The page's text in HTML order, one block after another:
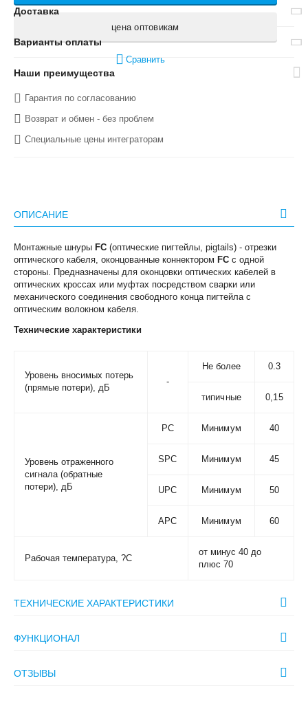
цена оптовикам
Сравнить
Доставка
Варианты оплаты
Наши преимущества
Гарантия по согласованию
Возврат и обмен - без проблем
Специальные цены интеграторам
ОПИСАНИЕ
Монтажные шнуры FC (оптические пигтейлы, pigtails) - отрезки
оптического кабеля, оконцованные коннектором FC с одной
стороны. Предназначены для оконцовки оптических кабелей в
оптических кроссах или муфтах посредством сварки или
механического соединения свободного конца пигтейла с
оптическим волокном кабеля.
Технические характеристики
Уровень вносимых потерь
(прямые потери), дБ
-
Не более 0.3
типичные 0,15
Уровень отраженного
сигнала (обратные
потери), дБ
РС Минимум 40
SPC Минимум 45
UPC Минимум 50
APC Минимум 60
Рабочая температура, ?С
от минус 40 до
плюс 70
ТЕХНИЧЕСКИЕ ХАРАКТЕРИСТИКИ
ФУНКЦИОНАЛ
ОТЗЫВЫ